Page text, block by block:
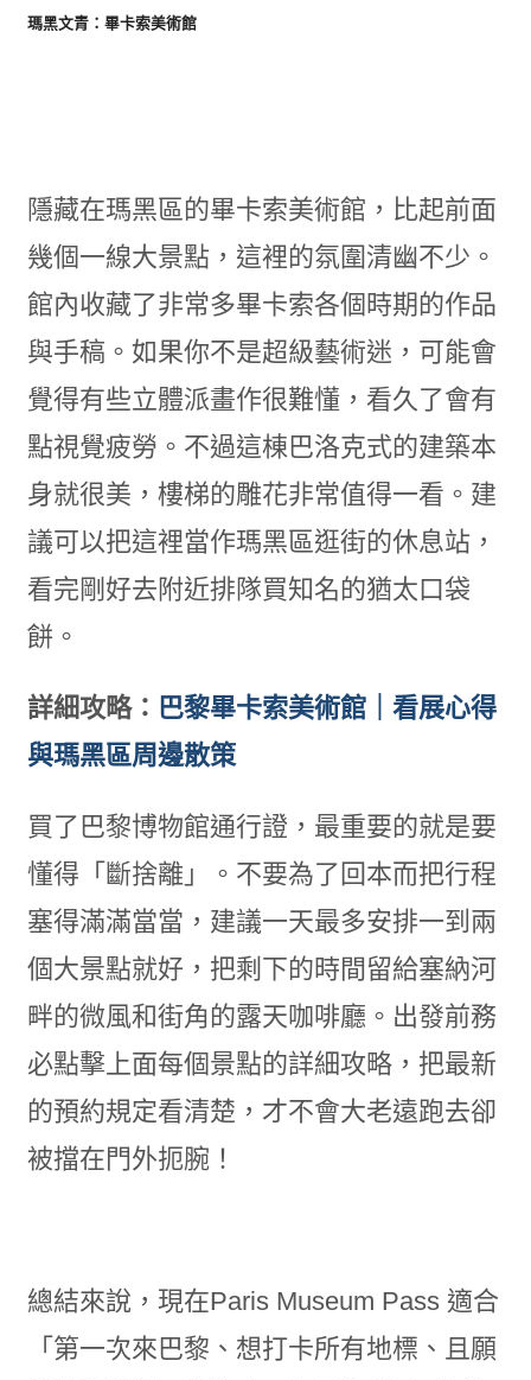
瑪黑文青：畢卡索美術館
隱藏在瑪黑區的畢卡索美術館，比起前面
幾個一線大景點，這裡的氛圍清幽不少。
館內收藏了非常多畢卡索各個時期的作品
與手稿。如果你不是超級藝術迷，可能會
覺得有些立體派畫作很難懂，看久了會有
點視覺疲勞。不過這棟巴洛克式的建築本
身就很美，樓梯的雕花非常值得一看。建
議可以把這裡當作瑪黑區逛街的休息站，
看完剛好去附近排隊買知名的猶太口袋
餅。
詳細攻略： 巴黎畢卡索美術館｜看展心得
與瑪黑區周邊散策
買了巴黎博物館通行證，最重要的就是要
懂得「斷捨離」。不要為了回本而把行程
塞得滿滿當當，建議一天最多安排一到兩
個大景點就好，把剩下的時間留給塞納河
畔的微風和街角的露天咖啡廳。出發前務
必點擊上面每個景點的詳細攻略，把最新
的預約規定看清楚，才不會大老遠跑去卻
被擋在門外扼腕！
總結來說，現在Paris Museum Pass 適合
「第一次來巴黎、想打卡所有地標、且願